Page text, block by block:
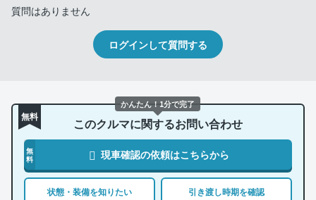
質問はありません
ログインして質問する
無料 このクルマに関するお問い合わせ
無
料
現車確認の依頼はこちらから
状態・装備を知りたい 引き渡し時期を確認
かんたん！1分で完了